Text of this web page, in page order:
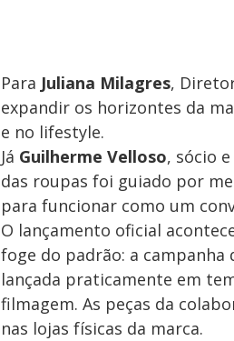
Para Juliana Milagres,
expandir os horizontes da
e no lifestyle.
Já Guilherme Velloso, sócio
das roupas foi guiado por
para funcionar como um
O lançamento oficial
foge do padrão: a campanha
lançada praticamente em
filmagem. As peças da
nas lojas físicas da marca.